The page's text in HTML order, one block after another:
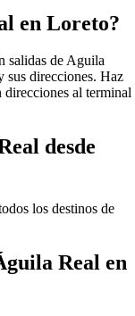
en Loreto?
salidas de Aguila
sus direcciones. Haz
al terminal
desde
los destinos de
Real en